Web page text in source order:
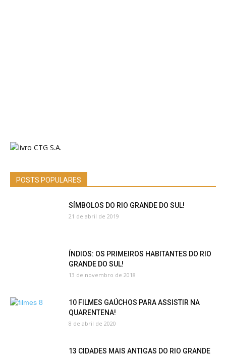
POSTS POPULARES
SÍMBOLOS DO RIO GRANDE DO SUL!
21 de abril de 2019
ÍNDIOS: OS PRIMEIROS HABITANTES DO RIO
GRANDE DO SUL!
13 de novembro de 2018
10 FILMES GAÚCHOS PARA ASSISTIR NA
QUARENTENA!
8 de abril de 2020
13 CIDADES MAIS ANTIGAS DO RIO GRANDE